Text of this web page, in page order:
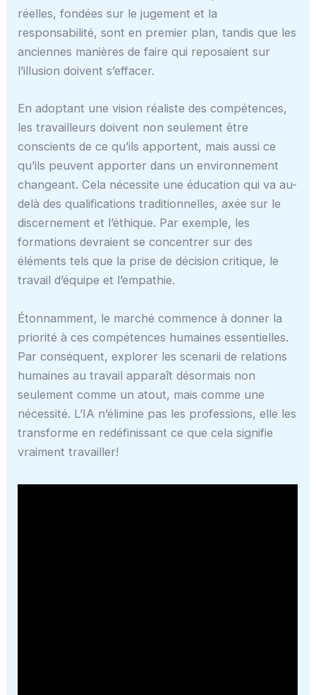
réelles, fondées sur le jugement et la
responsabilité, sont en premier plan, tandis que les
anciennes manières de faire qui reposaient sur
l’illusion doivent s’effacer.
En adoptant une vision réaliste des compétences,
les travailleurs doivent non seulement être
conscients de ce qu’ils apportent, mais aussi ce
qu’ils peuvent apporter dans un environnement
changeant. Cela nécessite une éducation qui va au-
delà des qualifications traditionnelles, axée sur le
discernement et l’éthique. Par exemple, les
formations devraient se concentrer sur des
éléments tels que la prise de décision critique, le
travail d’équipe et l’empathie.
Étonnamment, le marché commence à donner la
priorité à ces compétences humaines essentielles.
Par conséquent, explorer les scenarii de relations
humaines au travail apparaît désormais non
seulement comme un atout, mais comme une
nécessité. L’IA n’élimine pas les professions, elle les
transforme en redéfinissant ce que cela signifie
vraiment travailler!